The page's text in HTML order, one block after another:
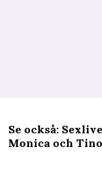
Se också:
Monica och